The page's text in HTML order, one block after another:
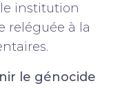
institution
reléguée à la
le génocide